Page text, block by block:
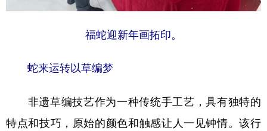
福蛇迎新年画拓印。
蛇来运转以草编梦
非遗草编技艺作为一种传统手工艺，具有独特的
特点和技巧，原始的颜色和触感让人一见钟情。该行